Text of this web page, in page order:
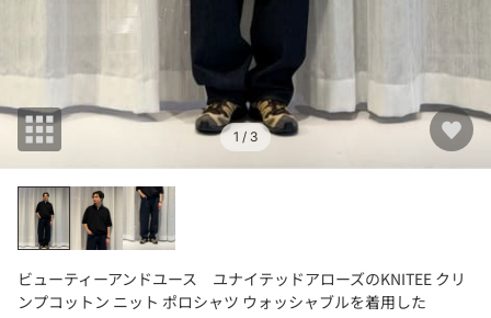
1 / 3
ビューティーアンドユース ユナイテッドアローズのKNITEE クリ
ンプコットン ニット ポロシャツ ウォッシャブルを着用した